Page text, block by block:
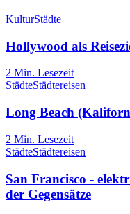
KulturStädte
Hollywood als
2 Min. Lesezeit
StädteStädtereisen
Long Beach
2 Min. Lesezeit
StädteStädtereisen
San Francisco -
der Gegensätze